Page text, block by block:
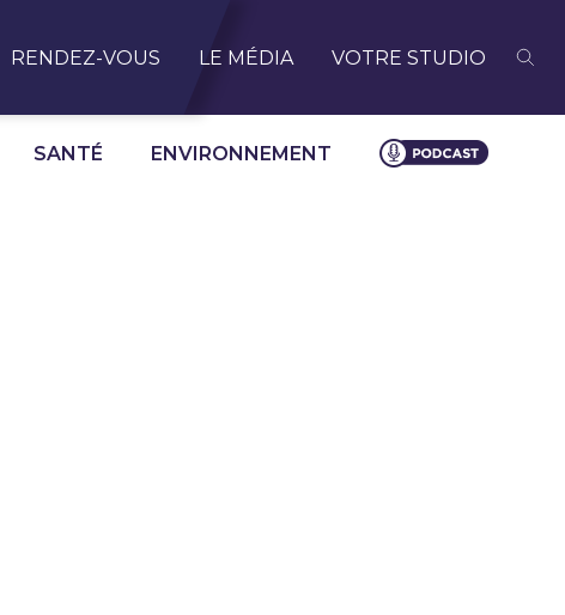
RENDEZ-VOUS LE MÉDIA VOTRE STUDIO
SANTÉ ENVIRONNEMENT